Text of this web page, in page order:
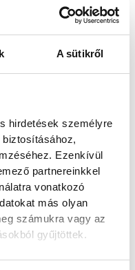
A sütikről
hirdetések személyre
Ezenkívül
partnereinkkel
vonatkozó
más olyan
számukra vagy az
gyűjtöttek.
nem él azzal a
barátokat.
és a
legyenek a
.”
„Nem nagyon
gyerekeknek,